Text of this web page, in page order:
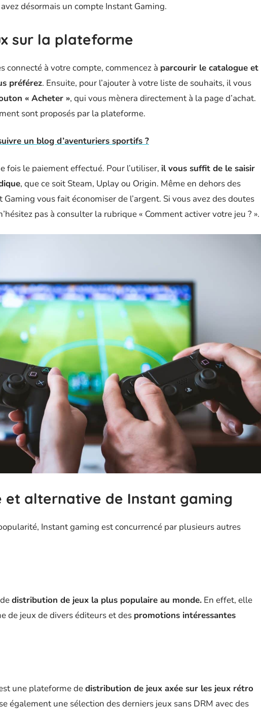
désormais un compte Instant Gaming.
sur la plateforme
connecté à votre compte, commencez à parcourir le catalogue et
préférez. Ensuite, pour l’ajouter à votre liste de souhaits, il vous
« Acheter », qui vous mènera directement à la page d’achat.
sont proposés par la plateforme.
un blog d’aventuriers sportifs ?
fois le paiement effectué. Pour l’utiliser, il vous suffit de le saisir
, que ce soit Steam, Uplay ou Origin. Même en dehors des
vous fait économiser de l’argent. Si vous avez des doutes
pas à consulter la rubrique « Comment activer votre jeu ? ».
et alternative de Instant gaming
Instant gaming est concurrencé par plusieurs autres
distribution de jeux la plus populaire au monde. En effet, elle
de jeux de divers éditeurs et des promotions intéressantes
une plateforme dedistribution de jeux axée sur les jeux rétro
également une sélection des derniers jeux sans DRM avec des